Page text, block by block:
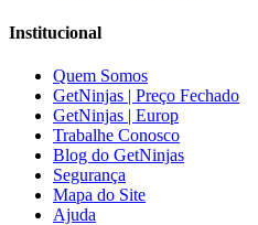
Institucional
Quem Somos
GetNinjas | Preço Fechado
GetNinjas | Europ
Trabalhe Conosco
Blog do GetNinjas
Segurança
Mapa do Site
Ajuda